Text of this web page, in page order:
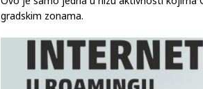
gradskim zonama.